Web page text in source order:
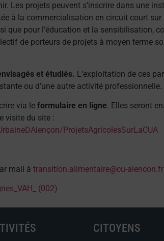
Les projets peuvent s’inscrire dans une
à la commercialisation en circuit court sur
que pour l’éducation et la sensibilisation,
de porteurs de projets à moyen terme
et étudiés. L’exploitation de ces
ou d’une autre activité professionnelle.
via le formulaire en ligne. Elles seront
visite du site :
ProjetsAgricolesSurLaCUA
mail à transition.alimentaire@cu-alencon.fr
(002)
CITOYENS